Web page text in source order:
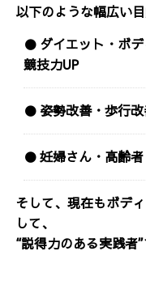
以下のような幅広い
● ダイエット・ボデ
競技力UP
● 姿勢改善・歩行改
● 妊婦さん・高齢
そして、現在もボデ
して、
“説得力のある実践者